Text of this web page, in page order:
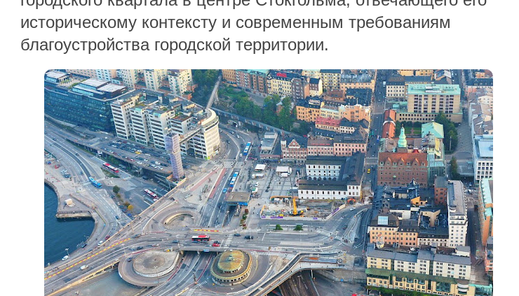
историческому контексту и современным требованиям
благоустройства городской территории.